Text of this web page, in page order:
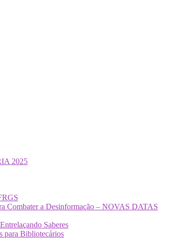
2025
Combater a Desinformação – NOVAS DATAS
Saberes
para Bibliotecários